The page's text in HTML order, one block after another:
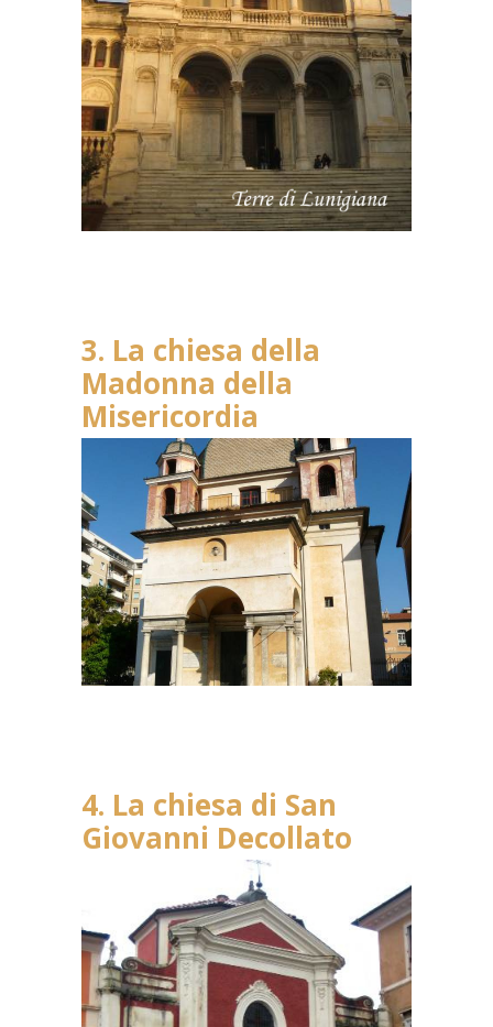
3. La chiesa della
Madonna della
Misericordia
4. La chiesa di San
Giovanni Decollato